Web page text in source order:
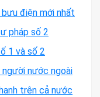
điện mới nhất
pháp số 2
1 và số 2
nước ngoài
trên cả nước